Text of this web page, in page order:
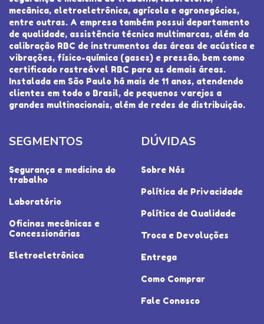
mecânica, eletroeletrônica, agrícola e agronegócios,
entre outras. A empresa também possui departamento
de qualidade, assistência técnica multimarcas, além da
calibração RBC de instrumentos das áreas de acústica e
vibrações, físico-química (gases) e pressão, bem como
certificado rastreável RBC para as demais áreas.
Instalada em São Paulo há mais de 11 anos, atendendo
clientes em todo o Brasil, de pequenos varejos a
grandes multinacionais, além de redes de distribuição.
SEGMENTOS
Segurança e medicina do
trabalho
Laboratório
Oficinas mecânicas e
Concessionárias
Eletroeletrônica
DÚVIDAS
Sobre Nós
Política de Privacidade
Política de Qualidade
Troca e Devoluções
Entrega
Como Comprar
Fale Conosco